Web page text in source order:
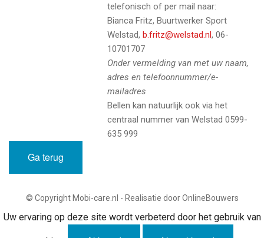
telefonisch of per mail naar:
Bianca Fritz, Buurtwerker Sport
Welstad,b.fritz@welstad.nl, 06-
10701707
Onder vermelding van met uw naam,
adres en telefoonnummer/e-
mailadres
Bellen kan natuurlijk ook via het
centraal nummer van Welstad 0599-
635 999
Ga terug
© Copyright Mobi-care.nl - Realisatie door OnlineBouwers
Uw ervaring op deze site wordt verbeterd door het gebruik van